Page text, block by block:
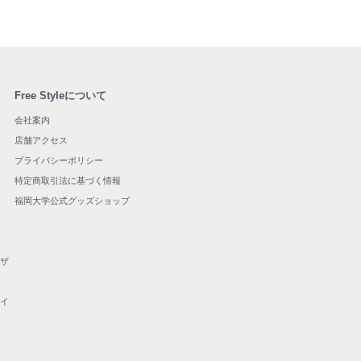
Free Styleについて
会社案内
店舗アクセス
プライバシーポリシー
特定商取引法に基づく情報
福岡大学公式グッズショップ